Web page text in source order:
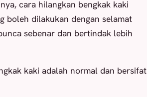
cara hilangkan bengkak kaki
boleh dilakukan dengan selamat
sebenar dan bertindak lebih
kaki adalah normal dan bersifat